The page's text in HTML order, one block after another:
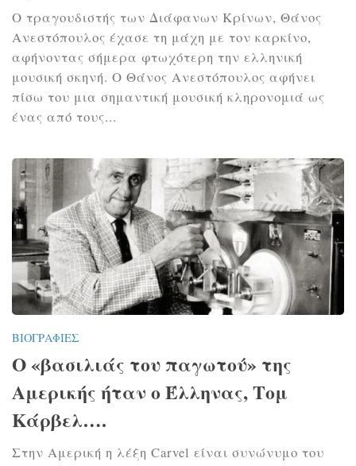
O τραγουδιστής των Διάφανων Κρίνων, Θάνος
Ανεστόπουλος έχασε τη μάχη με τον καρκίνο,
αφήνοντας σήμερα φτωχότερη την ελληνική
μουσική σκηνή. O Θάνος Ανεστόπουλος αφήνει
πίσω του μια σημαντική μουσική κληρονομιά ως
ένας από τους...
ΒΙΟΓΡΑΦΊΕΣ
Ο «βασιλιάς του παγωτού» της
Αμερικής ήταν ο Έλληνας, Τομ
Κάρβελ….
Στην Αμερική η λέξη Carvel είναι συνώνυμο του